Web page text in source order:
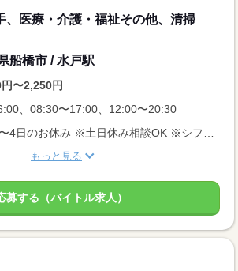
、医療・介護・福祉その他、清掃
船橋市 / 水戸駅
〜2,250円
、08:30〜17:00、12:00〜20:30
もっと見る
募する（バイトル求人）